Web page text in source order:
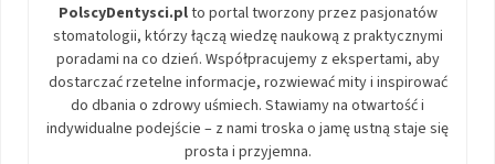
PolscyDentysci.plto portal tworzony przez pasjonatów
stomatologii, którzy łączą wiedzę naukową z praktycznymi
poradami na co dzień. Współpracujemy z ekspertami, aby
dostarczać rzetelne informacje, rozwiewać mity i inspirować
do dbania o zdrowy uśmiech. Stawiamy na otwartość i
indywidualne podejście – z nami troska o jamę ustną staje się
prosta i przyjemna.